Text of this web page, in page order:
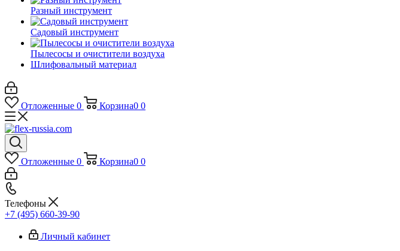
Разный инструмент
Садовый инструмент
Пылесосы и очистители воздуха
Шлифовальный материал
Отложенные 0 Корзина0 0
Отложенные 0 Корзина0 0
Телефоны
+7 (495) 660-39-90
Личный кабинет